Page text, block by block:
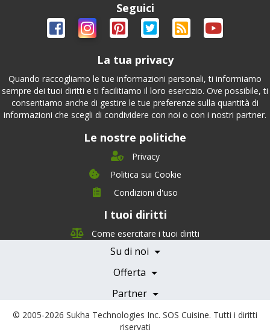
Seguici
La tua privacy
Quando raccogliamo le tue informazioni personali, ti informiamo
sempre dei tuoi diritti e ti facilitiamo il loro esercizio. Ove possibile, ti
consentiamo anche di gestire le tue preferenze sulla quantità di
informazioni che scegli di condividere con noi o con i nostri partner.
Le nostre politiche
Privacy
Politica sui Cookie
Condizioni d'uso
I tuoi diritti
Come esercitare i tuoi diritti
Su di noi
Chi siamo
Management Team
Team Nutrizione
Offerta
Testimonials
Servizi e Tariffe
Partner
Medici e Professionisti
Becoming a Partner
© 2005-2026 Sukha Technologies Inc. SOS Cuisine. Tutti i diritti
riservati